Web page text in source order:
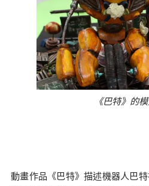
《巴特》的
動畫作品《巴特》描述機器人巴